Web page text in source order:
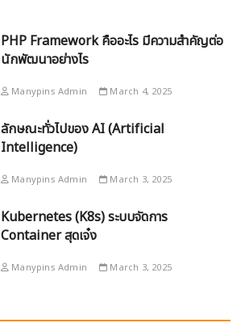
PHP Framework คืออะไร มีความสำคัญต่อ
นักพัฒนาอย่างไร
Manypins Admin March 4, 2025
ลักษณะทั่วไปของ AI (Artificial
Intelligence)
Manypins Admin March 3, 2025
Kubernetes (K8s) ระบบจัดการ
Container สุดเจ๋ง
Manypins Admin March 3, 2025